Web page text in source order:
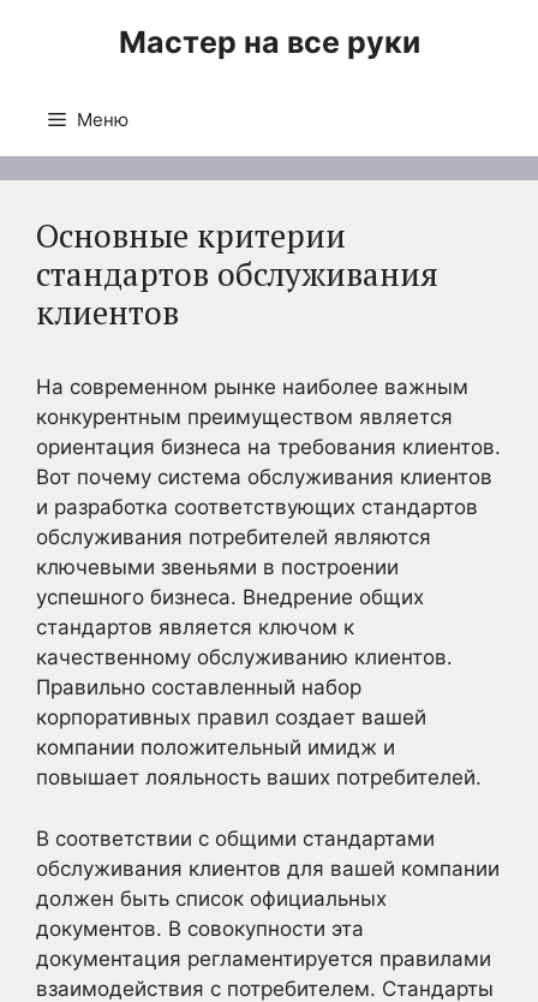
Мастер на все руки
Меню
Основные критерии
стандартов обслуживания
клиентов
На современном рынке наиболее важным
конкурентным преимуществом является
ориентация бизнеса на требования клиентов.
Вот почему система обслуживания клиентов
и разработка соответствующих стандартов
обслуживания потребителей являются
ключевыми звеньями в построении
успешного бизнеса. Внедрение общих
стандартов является ключом к
качественному обслуживанию клиентов.
Правильно составленный набор
корпоративных правил создает вашей
компании положительный имидж и
повышает лояльность ваших потребителей.
В соответствии с общими стандартами
обслуживания клиентов для вашей компании
должен быть список официальных
документов. В совокупности эта
документация регламентируется правилами
взаимодействия с потребителем. Стандарты